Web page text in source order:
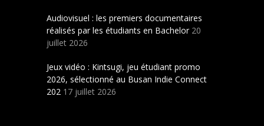
Audiovisuel : les premiers documentaires
réalisés par les étudiants en Bachelor 20
juillet 2026
Jeux vidéo : Kintsugi, jeu étudiant promo
2026, sélectionné au Busan Indie Connect
202 17 juillet 2026